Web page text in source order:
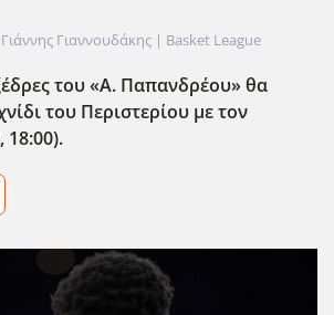
Γιαννουδάκης | Basket League
του «Α. Παπανδρέου» θα
του Περιστερίου με τον
18:00).